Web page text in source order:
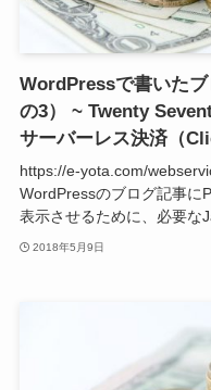
WordPressで書いた
の3） ~ Twenty
サーバーレス決済（
https://e-yota.com/
WordPressのブログ記事に
表示させるために、必要な
2018年5月9日